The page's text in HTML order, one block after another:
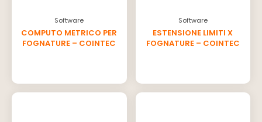
Software
COMPUTO METRICO PER
FOGNATURE – COINTEC
Software
ESTENSIONE LIMITI X
FOGNATURE – COINTEC